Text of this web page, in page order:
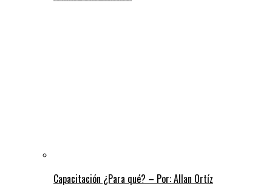
Capacitación ¿Para qué? – Por: Allan Ortíz